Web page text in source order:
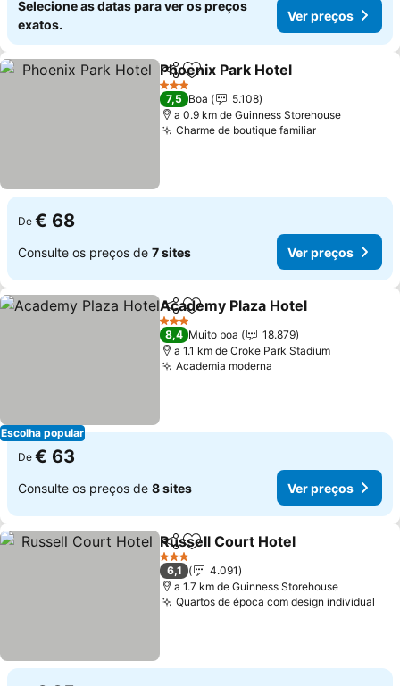
Selecione as datas para ver os preços
exatos.
Ver preços
PartilharAdicionar aos favoritos
Phoenix Park Hotel
3 Estrelas
7,5 Boa
5.108
a 0.9 km de Guinness Storehouse
Charme de boutique familiar
De € 68
Consulte os preços de 7 sites Ver preços
Escolha popular
PartilharAdicionar aos favoritos
Academy Plaza Hotel
3 Estrelas
8,4 Muito boa
18.879
a 1.1 km de Croke Park Stadium
Academia moderna
De € 63
Consulte os preços de 8 sites Ver preços
PartilharAdicionar aos favoritos
Russell Court Hotel
3 Estrelas
6,1
4.091
a 1.7 km de Guinness Storehouse
Quartos de época com design individual